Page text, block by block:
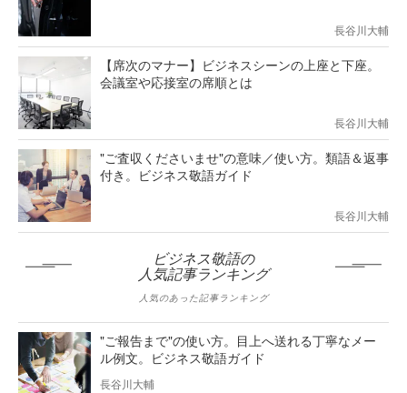
長谷川大輔
【席次のマナー】ビジネスシーンの上座と下座。
会議室や応接室の席順とは
長谷川大輔
"ご査収くださいませ"の意味／使い方。類語＆返事
付き。ビジネス敬語ガイド
長谷川大輔
ビジネス敬語の
人気記事ランキング
人気のあった記事ランキング
"ご報告まで"の使い方。目上へ送れる丁寧なメー
ル例文。ビジネス敬語ガイド
長谷川大輔